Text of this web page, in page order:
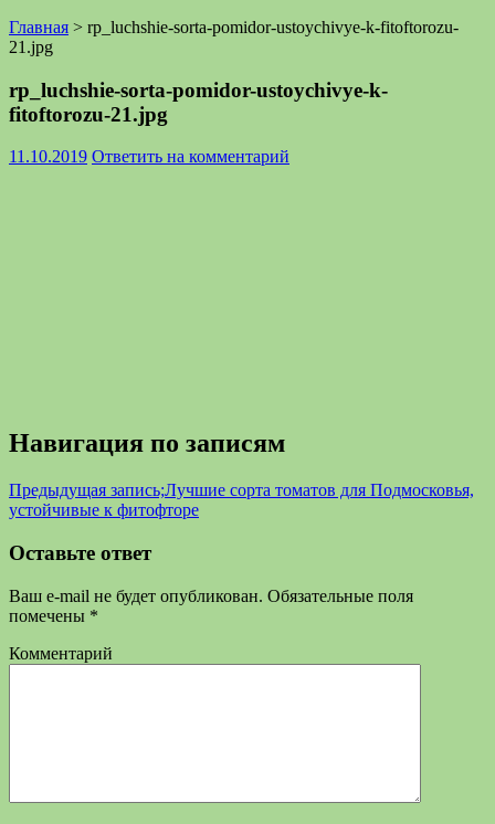
Главная > rp_luchshie-sorta-pomidor-ustoychivye-k-fitoftorozu-
21.jpg
rp_luchshie-sorta-pomidor-ustoychivye-k-
fitoftorozu-21.jpg
11.10.2019 Ответить на комментарий
Навигация по записям
Предыдущая запись;Лучшие сорта томатов для Подмосковья,
устойчивые к фитофторе
Оставьте ответ
Ваш e-mail не будет опубликован. Обязательные поля
помечены *
Комментарий